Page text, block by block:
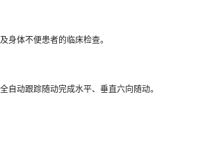
身体不便患者的临床检查。
自动跟踪随动完成水平、垂直六向随动。